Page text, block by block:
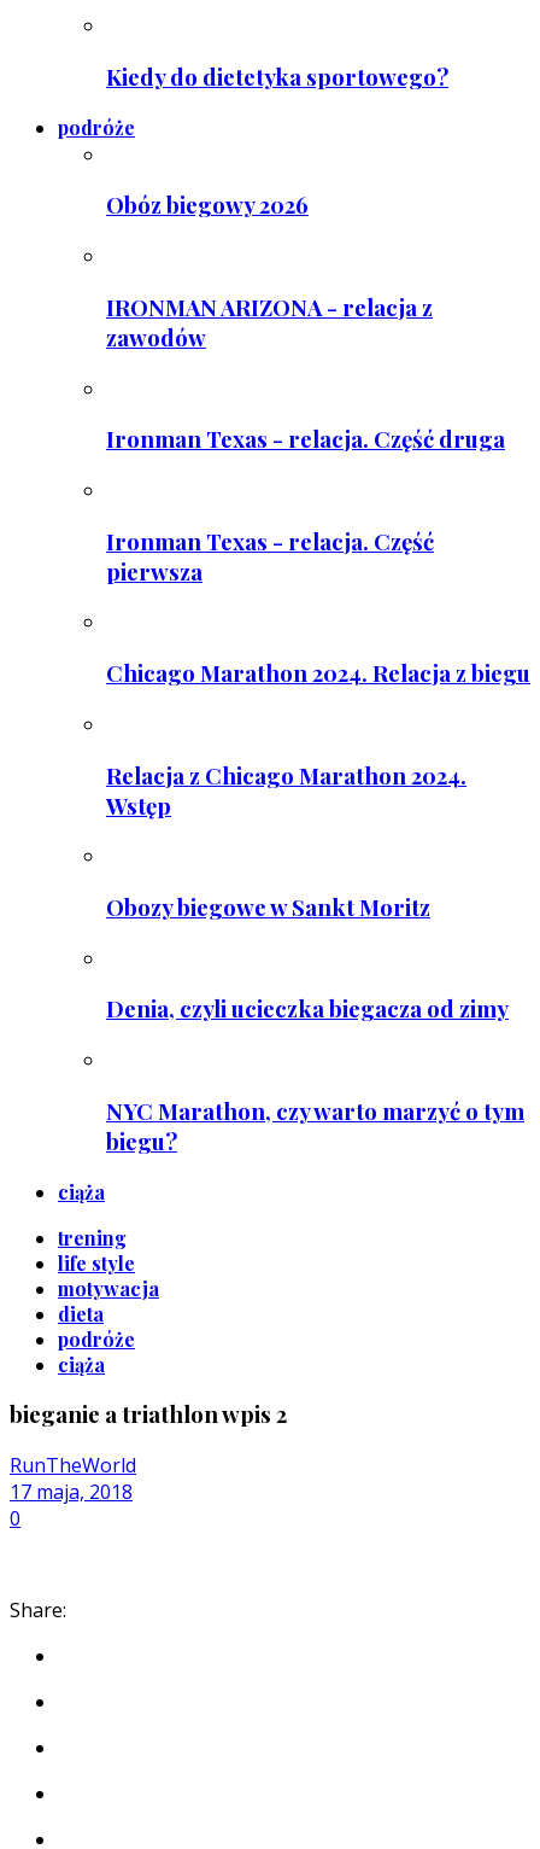
Kiedy do dietetyka sportowego?
podróże
Obóz biegowy 2026
IRONMAN ARIZONA - relacja z
zawodów
Ironman Texas - relacja. Część druga
Ironman Texas - relacja. Część
pierwsza
Chicago Marathon 2024. Relacja z biegu
Relacja z Chicago Marathon 2024.
Wstęp
Obozy biegowe w Sankt Moritz
Denia, czyli ucieczka biegacza od zimy
NYC Marathon, czy warto marzyć o tym
biegu?
ciąża
trening
life style
motywacja
dieta
podróże
ciąża
bieganie a triathlon wpis 2
RunTheWorld
17 maja, 2018
0
Share: